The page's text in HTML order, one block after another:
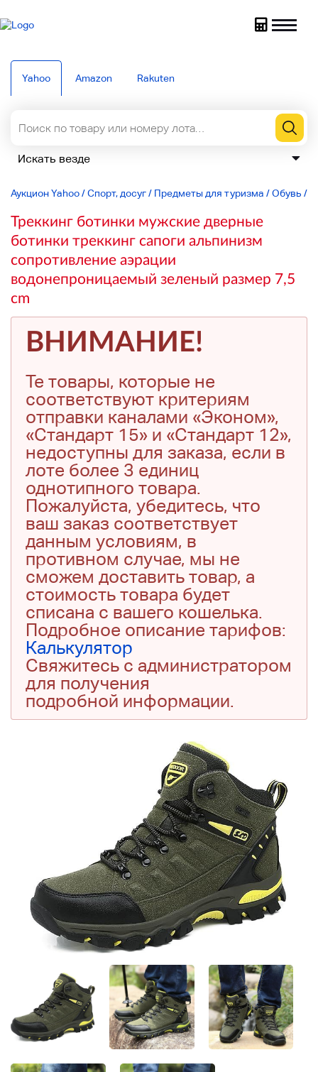
Yahoo Amazon Rakuten
Аукцион Yahoo/Спорт, досуг/ Предметы для туризма /Обувь /
Треккинг ботинки мужские дверные
ботинки треккинг сапоги альпинизм
сопротивление аэрации
водонепроницаемый зеленый размер 7,5
cm
ВНИМАНИЕ!
Те товары, которые не
соответствуют критериям
отправки каналами «Эконом»,
«Стандарт 15» и «Стандарт 12»,
недоступны для заказа, если в
лоте более 3 единиц
однотипного товара.
Пожалуйста, убедитесь, что
ваш заказ соответствует
данным условиям, в
противном случае, мы не
сможем доставить товар, а
стоимость товара будет
списана с вашего кошелька.
Подробное описание тарифов:
Калькулятор
Свяжитесь с администратором
для получения
подробной информации.